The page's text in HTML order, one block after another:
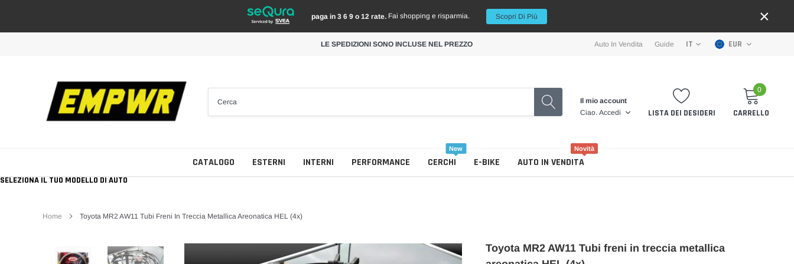
ai
paga in 3 6 9 o 12 rate. Fai shopping e risparmia. Scopri Di Più ×
LE SPEDIZIONI SONO INCLUSE NEL PREZZO Auto In Vendita Guide IT EUR
Il mio account
Ciao. Accedi LISTA DEI DESIDERI
0
CARRELLO
CATALOGO ESTERNI INTERNI PERFORMANCE
Collettore Scarico
CERCHI
New
Cerchi Colorati
E-BIKE AUTO IN VENDITA
Novità
SELEZIONA IL TUO MODELLO DI AUTO
Home Toyota MR2 AW11 Tubi Freni In Treccia Metallica Areonatica HEL (4x)
Toyota MR2 AW11 Tubi freni in treccia metallica